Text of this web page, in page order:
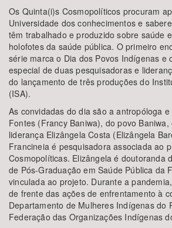
Os Quinta(i)s Cosmopolíticos procuram
Universidade dos conhecimentos e
têm trabalhado e produzido sobre saúde
holofotes da saúde pública. O primeiro
série marca o Dia dos Povos Indígenas e
especial de duas pesquisadoras e
do lançamento de três produções do
(ISA).
As convidadas do dia são a antropóloga
Fontes (Francy Baniwa), do povo
liderança Elizângela Costa (Elizângela
Francineia é pesquisadora associada ao
Cosmopolíticas. Elizângela é doutoranda
de Pós-Graduação em Saúde Pública da
vinculada ao projeto. Durante a
de frente das ações de enfrentamento à
Departamento de Mulheres Indígenas do
Federação das Organizações Indígenas